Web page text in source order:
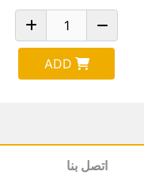
ADD
اتصل بنا